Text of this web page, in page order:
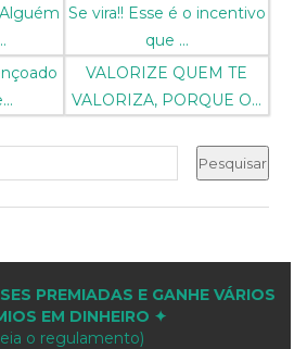
Se vira!! Esse é o incentivo
que ...
VALORIZE QUEM TE
VALORIZA, PORQUE O...
PREMIADAS E GANHE VÁRIOS
EM DINHEIRO ✦
o regulamento)